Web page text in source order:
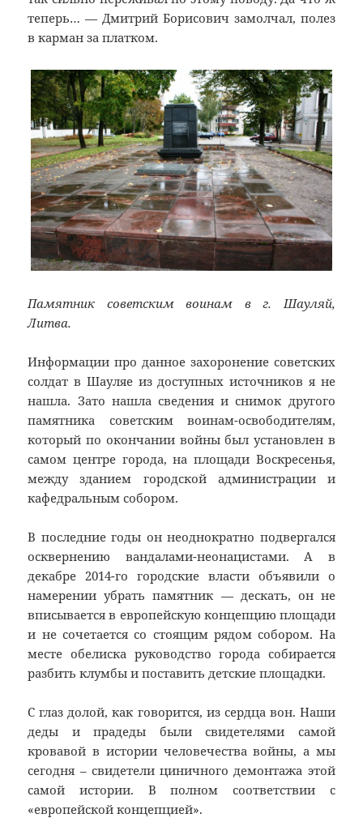
теперь… — Дмитрий Борисович замолчал, полез
в карман за платком.
Памятник советским воинам в г. Шауляй,
Литва.
Информации про данное захоронение советских
солдат в Шауляе из доступных источников я не
нашла. Зато нашла сведения и снимок другого
памятника советским воинам-освободителям,
который по окончании войны был установлен в
самом центре города, на площади Воскресенья,
между зданием городской администрации и
кафедральным собором.
В последние годы он неоднократно подвергался
осквернению вандалами-неонацистами. А в
декабре 2014-го городские власти объявили о
намерении убрать памятник — дескать, он не
вписывается в европейскую концепцию площади
и не сочетается со стоящим рядом собором. На
месте обелиска руководство города собирается
разбить клумбы и поставить детские площадки.
С глаз долой, как говорится, из сердца вон. Наши
деды и прадеды были свидетелями самой
кровавой в истории человечества войны, а мы
сегодня – свидетели циничного демонтажа этой
самой истории. В полном соответствии с
«европейской концепцией».